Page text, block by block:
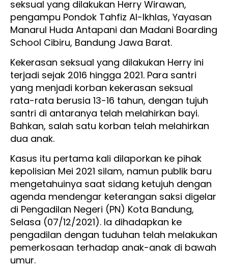
seksual yang dilakukan Herry Wirawan,
pengampu Pondok Tahfiz Al-Ikhlas, Yayasan
Manarul Huda Antapani dan Madani Boarding
School Cibiru, Bandung Jawa Barat.
Kekerasan seksual yang dilakukan Herry ini
terjadi sejak 2016 hingga 2021. Para santri
yang menjadi korban kekerasan seksual
rata-rata berusia 13-16 tahun, dengan tujuh
santri di antaranya telah melahirkan bayi.
Bahkan, salah satu korban telah melahirkan
dua anak.
Kasus itu pertama kali dilaporkan ke pihak
kepolisian Mei 2021 silam, namun publik baru
mengetahuinya saat sidang ketujuh dengan
agenda mendengar keterangan saksi digelar
di Pengadilan Negeri (PN) Kota Bandung,
Selasa (07/12/2021). Ia dihadapkan ke
pengadilan dengan tuduhan telah melakukan
pemerkosaan terhadap anak-anak di bawah
umur.